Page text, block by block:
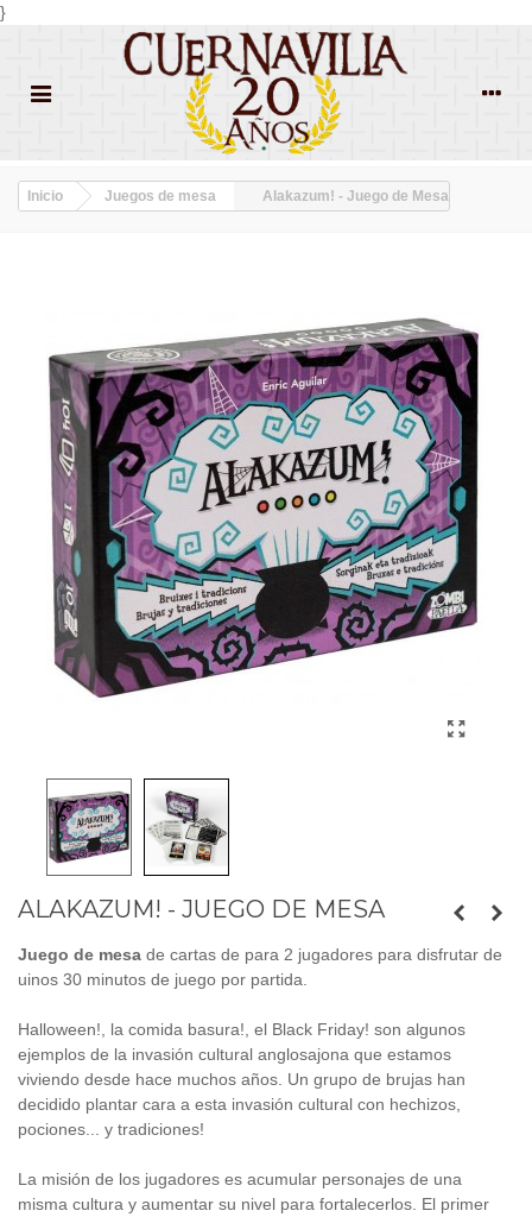
}
Inicio Juegos de mesa Alakazum! - Juego de Mesa
ALAKAZUM! - JUEGO DE MESA
Juego de mesa de cartas de para 2 jugadores para disfrutar de
uinos 30 minutos de juego por partida.
Halloween!, la comida basura!, el Black Friday! son algunos
ejemplos de la invasión cultural anglosajona que estamos
viviendo desde hace muchos años. Un grupo de brujas han
decidido plantar cara a esta invasión cultural con hechizos,
pociones... y tradiciones!
La misión de los jugadores es acumular personajes de una
misma cultura y aumentar su nivel para fortalecerlos. El primer